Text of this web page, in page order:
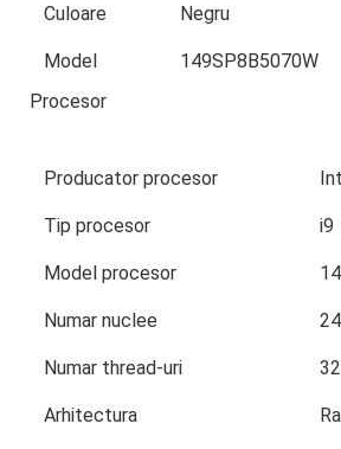
Culoare Negru
Model
149SP8B5070W
Procesor
Producator procesor
Tip procesor i9
Model procesor
Numar nuclee 24
Numar thread-uri 32
Arhitectura